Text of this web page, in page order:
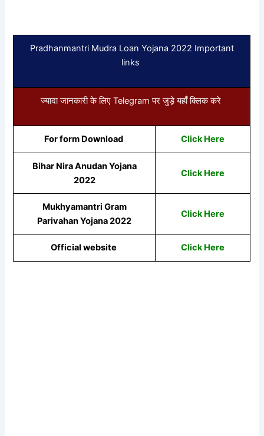
Pradhanmantri Mudra Loan Yojana 2022 Important
links
ज्यादा जानकारी के लिए Telegram पर जुड़े यहाँ क्लिक करे
For form Download Click Here
Bihar Nira Anudan Yojana
2022
Click Here
Mukhyamantri Gram
Parivahan Yojana 2022
Click Here
Official website Click Here